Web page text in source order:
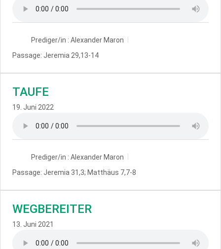
Prediger/in : Alexander Maron
Passage: Jeremia 29,13-14
TAUFE
19. Juni 2022
Prediger/in : Alexander Maron
Passage: Jeremia 31,3; Matthäus 7,7-8
WEGBEREITER
13. Juni 2021